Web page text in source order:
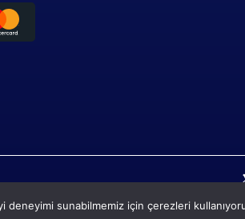
deneyimi sunabilmemiz için çerezleri